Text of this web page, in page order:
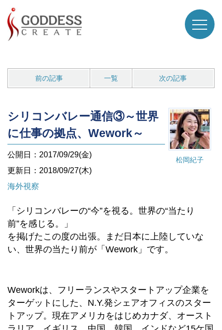
前の記事 一覧 次の記事
松岡紀子
シリコンバレー通信③～世界
に仕事の拠点、Wework～
公開日：2017/09/29(金)
更新日：2018/09/27(木)
海外視察
「シリコンバレーの“今”を視る。世界の“当たり
前”を感じる。」
を掲げたこの度の出張。まだ日本に上陸していな
い、世界の当たり前が「Wework」です。
Weworkは、フリーランスやスタートアップ企業を
ターゲットにした、N.Y.発シェアオフィスのスター
トアップ。現在アメリカをはじめカナダ、オースト